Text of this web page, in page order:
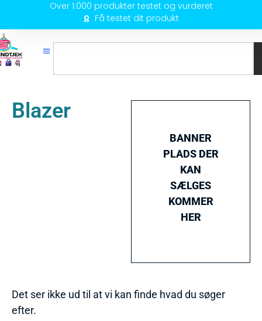
Over 1.000 produkter testet og vurderet
Få testet dit produkt
Blazer
BANNER
PLADS DER
KAN
SÆLGES
KOMMER
HER
Det ser ikke ud til at vi kan finde hvad du søger
efter.